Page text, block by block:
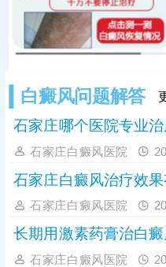
再生
在坚
白癜风问题解答
石家庄哪个医院专业
石家庄白癜风医院
石家庄白癜风治疗效
石家庄白癜风医院
长期用激素药膏治白
石家庄白癜风医院